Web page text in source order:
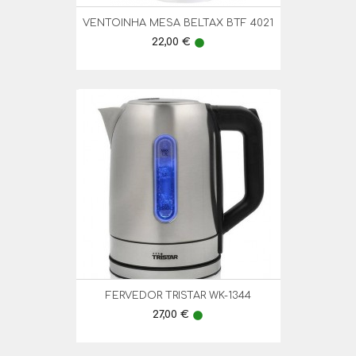
VENTOINHA MESA BELTAX BTF 4021
Preço
22,00 € lens
FERVEDOR TRISTAR WK-1344
Preço
27,00 € lens